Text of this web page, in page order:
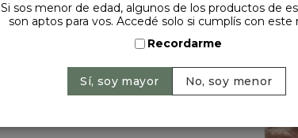
Si sos menor de edad, algunos de los productos de
son aptos para vos. Accedé solo si cumplís con este
Recordarme